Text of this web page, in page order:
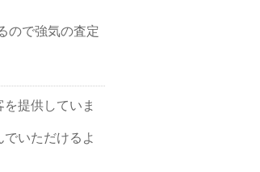
ので強気の査定
提供していま
いただけるよ